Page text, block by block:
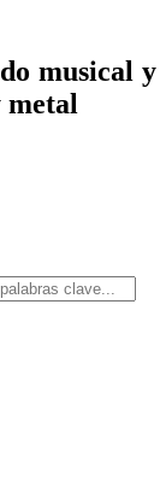
musical y
metal